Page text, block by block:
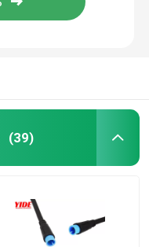
(39)